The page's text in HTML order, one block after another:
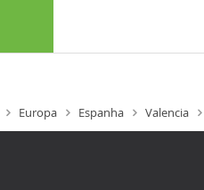
Europa Espanha Valencia